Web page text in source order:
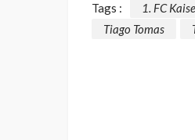
Tags : 1. FC
Tiago Tomas